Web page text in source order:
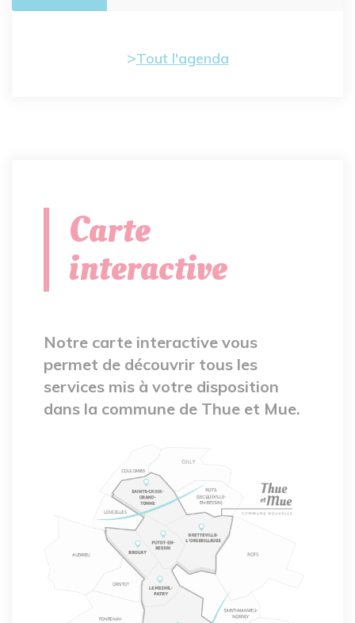
Tout l'agenda
Carte
interactive
Notre carte interactive vous
permet de découvrir tous les
services mis à votre disposition
dans la commune de Thue et Mue.